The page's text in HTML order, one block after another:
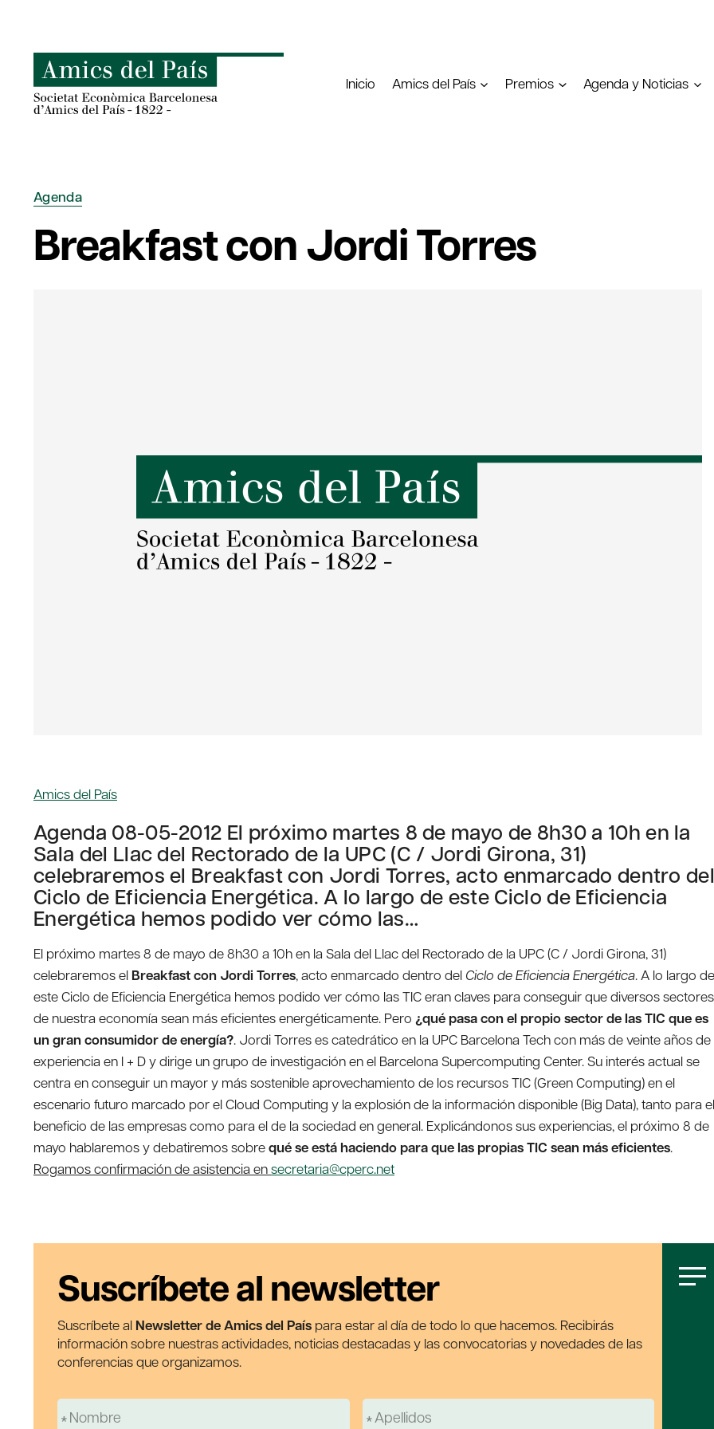
contenido
Inicio
Amics del País Premios Agenda y Noticias
Agenda
Breakfast con Jordi Torres
Amics del País
Agenda 08-05-2012 El próximo martes 8 de mayo de 8h30 a 10h en la
Sala del Llac del Rectorado de la UPC (C / Jordi Girona, 31)
celebraremos el Breakfast con Jordi Torres, acto enmarcado dentro
Ciclo de Eficiencia Energética. A lo largo de este Ciclo de Eficiencia
Energética hemos podido ver cómo las…
El próximo martes 8 de mayo de 8h30 a 10h en la Sala del Llac del Rectorado de la UPC (C / Jordi Girona, 31)
celebraremos el Breakfast con Jordi Torres, acto enmarcado dentro del Ciclo de Eficiencia Energética. A lo largo de
este Ciclo de Eficiencia Energética hemos podido ver cómo las TIC eran claves para conseguir que diversos sectores
de nuestra economía sean más eficientes energéticamente. Pero ¿qué pasa con el propio sector de las TIC que es
un gran consumidor de energía?. Jordi Torres es catedrático en la UPC Barcelona Tech con más de veinte años de
experiencia en I + D y dirige un grupo de investigación en el Barcelona Supercomputing Center. Su interés actual se
centra en conseguir un mayor y más sostenible aprovechamiento de los recursos TIC (Green Computing) en el
escenario futuro marcado por el Cloud Computing y la explosión de la información disponible (Big Data), tanto para el
beneficio de las empresas como para el de la sociedad en general. Explicándonos sus experiencias, el próximo 8 de
mayo hablaremos y debatiremos sobrequé se está haciendo para que las propias TIC sean más eficientes.
Rogamos confirmación de asistencia ensecretaria@cperc.net
Suscríbete al newsletter
Suscríbete al Newsletter de Amics del País para estar al día de todo lo que hacemos. Recibirás
información sobre nuestras actividades, noticias destacadas y las convocatorias y novedades de las
conferencias que organizamos.